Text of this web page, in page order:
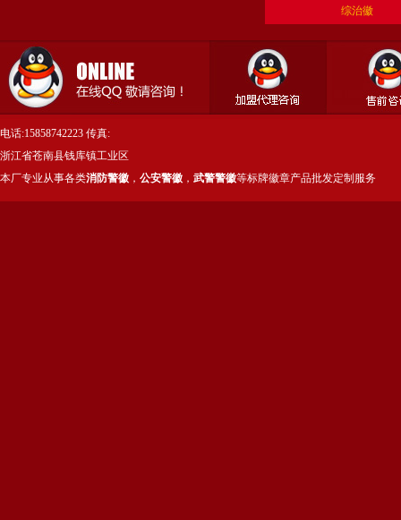
综治徽
电话:15858742223 传真:
浙江省苍南县钱库镇工业区
本厂专业从事各类消防警徽 ， 公安警徽 ， 武警警徽等标牌徽章产品批发定制服务